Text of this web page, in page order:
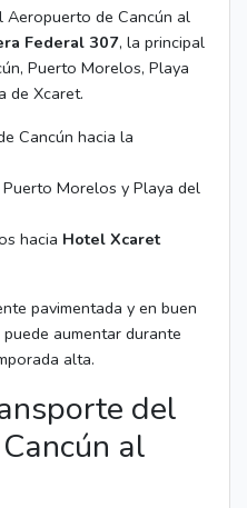
Aeropuerto de Cancún al
Federal 307, la principal
Puerto Morelos, Playa
de Xcaret.
Cancún hacia la
Morelos y Playa del
hacia Hotel Xcaret
pavimentada y en buen
aumentar durante
alta.
del
al